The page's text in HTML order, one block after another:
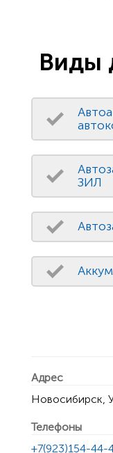
Виды
ЗИЛ
Адрес
Новосибирск,
Телефоны
+7(923)154-44-